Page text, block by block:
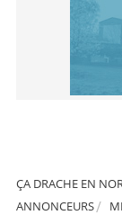
ÇA DRACHE EN
ANNONCEURS